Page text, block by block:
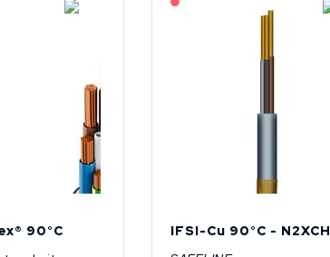
90°C
IFSI-Cu 90°C - N2XCH